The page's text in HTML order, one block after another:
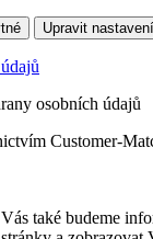
Upravit nastavení
osobních údajů
Customer-
také budeme